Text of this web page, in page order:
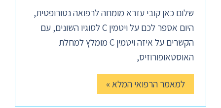
שלום כאן קובי עזרא מומחה לרפואה נטורופטית,
היום אספר לכם על ויטמין C לסוגיו השונים, עם
הקשרים על איזה ויטמין C מומלץ למחלת
האוסטאופורוזיס,
למאמר הרפואי המלא »